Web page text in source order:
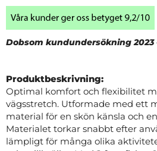
Dobsom kundundersökning 2023
Produktbeskrivning:
Optimal komfort och flexibilitet
vägsstretch. Utformade med ett
material för en skön känsla och
Materialet torkar snabbt efter
lämpligt för många olika